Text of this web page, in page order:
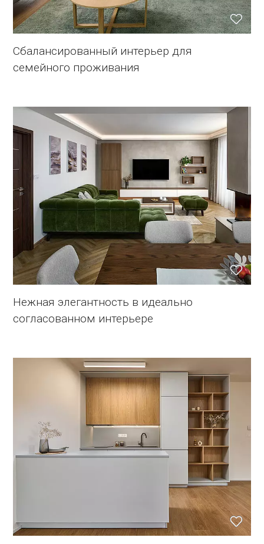
Сбалансированный интерьер для
семейного проживания
Нежная элегантность в идеально
согласованном интерьере